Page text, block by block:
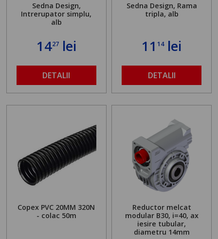
Sedna Design,
Intrerupator simplu,
alb
1427lei
DETALII
Sedna Design, Rama
tripla, alb
1114lei
DETALII
Copex PVC 20MM 320N
- colac 50m
Reductor melcat
modular B30, i=40, ax
iesire tubular,
diametru 14mm